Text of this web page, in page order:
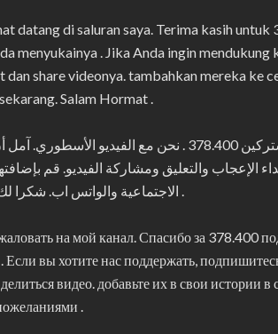
datang di saluran saya. Terima kasih
menyukainya . Jika Anda ingin
dan share videonya. tambahkan mereka ke
Salam Hormat .
مرحبا اصدقاء. أهلا بكم في قناتي. شكرا للمشتركين 378.400 .
الإعجاب والتعليق ومشاركة الفيديو. قم
الاجتماعية والواتس اب. شكرا لك من الآن. مع أطيب التحيات .
на мой канал. Спасибо за 378.400
Если вы хотите нас поддержать,
видео. добавьте их в свои
.